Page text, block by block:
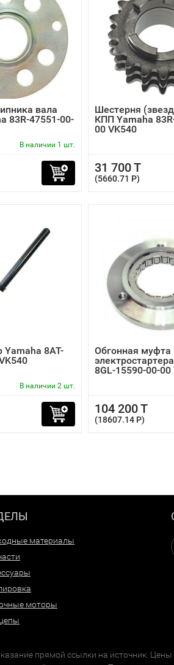
вала
83R-47551-00-
В наличии 1 шт.
Шестерня
КПП Yamaha
00 VK540
31 700 T
(5660.71 P)
Yamaha 8AT-
В наличии 2 шт.
Обгонная муфта
8GL-15590-00-00
104 200 T
(18607.14 P)
материалы
моторы
прямой ссылки на источник.